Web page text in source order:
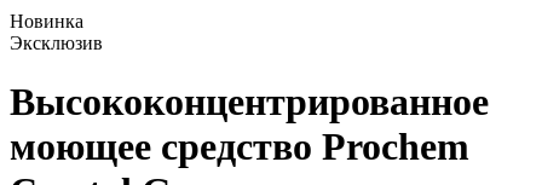
Новинка
Эксклюзив
Высококонцентрированное
моющее средство Prochem